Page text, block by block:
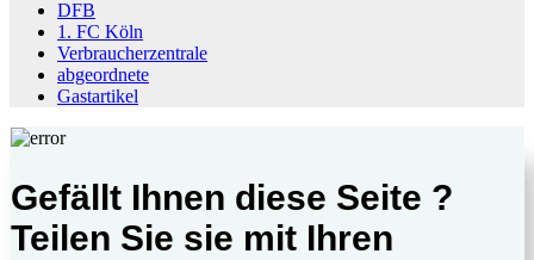
DFB
1. FC Köln
Verbraucherzentrale
abgeordnete
Gastartikel
Gefällt Ihnen diese Seite ?
Teilen Sie sie mit Ihren